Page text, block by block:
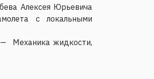
Алексея Юрьевича
с локальными
— Механика жидкости,